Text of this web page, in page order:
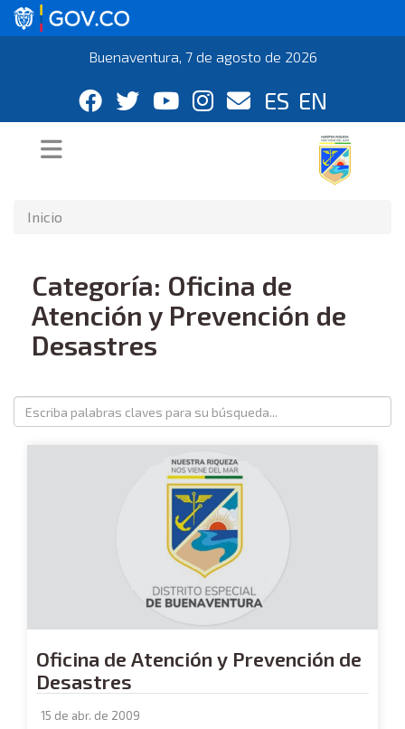
Buenaventura, 7 de agosto de 2026
ES EN
Inicio
Categoría: Oficina de
Atención y Prevención de
Desastres
Oficina de Atención y Prevención de
Desastres
15 de abr. de 2009